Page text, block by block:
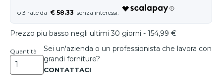
€ 58.33
Prezzo piu basso negli ultimi 30 giorni - 154,99 €
Quantità
Sei un'azienda o un professionista che lavora con
grandi forniture?